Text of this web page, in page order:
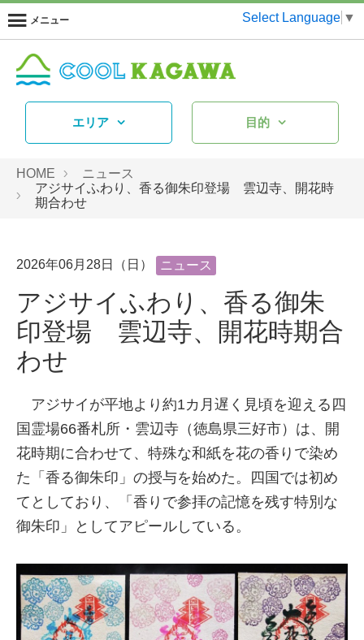
メニュー Select Language ▼
エリア 目的
HOME
ニュース
アジサイふわり、香る御朱印登場 雲辺寺、開花時
期合わせ
2026年06月28日（日） ニュース
アジサイふわり、香る御朱
印登場 雲辺寺、開花時期合
わせ
アジサイが平地より約1カ月遅く見頃を迎える四
国霊場66番札所・雲辺寺（徳島県三好市）は、開
花時期に合わせて、特殊な和紙を花の香りで染め
た「香る御朱印」の授与を始めた。四国では初め
てとしており、「香りで参拝の記憶を残す特別な
御朱印」としてアピールしている。